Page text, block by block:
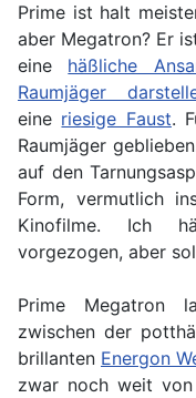
Prime ist halt
aber Megatron? Er
eine häßliche
Raumjäger
eine riesige Faust.
Raumjäger
auf den
Form, vermutlich
Kinofilme. Ich
vorgezogen, aber
Prime Megatron
zwischen der
brillanten Energon
zwar noch weit